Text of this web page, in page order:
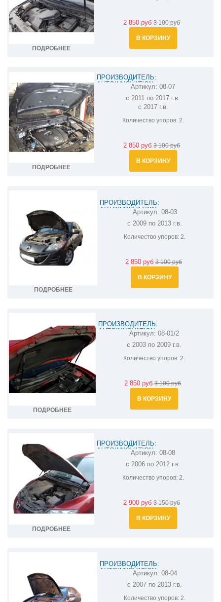
ПОДРОБНЕЕ
2 850 руб3 100 руб
В КОРЗИНУ
ПОДРОБНЕЕ
ПРОИЗВОДИТЕЛЬ:
AUTOINNOVATION
АМОРТИЗАТОР (УПОР) КАПОТА НА
MAZDA CX-5 08-07
Артикул: 08-07
с 2011 по 2017 г.в.
с 2017 г.в.
Количество упоров:2.
2 850 руб3 100 руб
В КОРЗИНУ
ПОДРОБНЕЕ
ПРОИЗВОДИТЕЛЬ:
AUTOINNOVATION
АМОРТИЗАТОР (УПОР) КАПОТА НА
Артикул: 08-03
с 2009 по 2013 г.в.
Количество упоров: 2.
2 850 руб3 100 руб
В КОРЗИНУ
ПОДРОБНЕЕ
ПРОИЗВОДИТЕЛЬ:
AUTOINNOVATION
АМОРТИЗАТОР (УПОР) КАПОТА НА
Артикул: 08-01/2
с 2003 по 2009 г.в.
Количество упоров:2.
2 850 руб3 100 руб
В КОРЗИНУ
ПОДРОБНЕЕ
ПРОИЗВОДИТЕЛЬ:
AUTOINNOVATION
АМОРТИЗАТОР (УПОР) КАПОТА НА
Артикул: 08-08
с 2006 по 2012 г.в.
Количество упоров:2.
2 900 руб3 150 руб
В КОРЗИНУ
ПРОИЗВОДИТЕЛЬ:
AUTOINNOVATION
АМОРТИЗАТОР (УПОР) КАПОТА НА
Артикул: 08-04
с 2007 по 2013 г.в.
Количество упоров: 2.